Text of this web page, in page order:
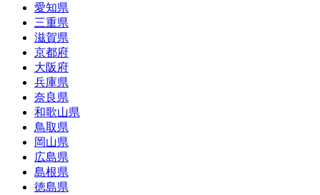
愛知県
三重県
滋賀県
京都府
大阪府
兵庫県
奈良県
和歌山県
鳥取県
岡山県
広島県
島根県
徳島県